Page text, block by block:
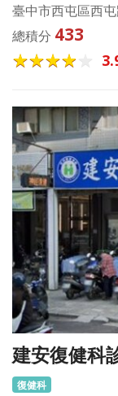
臺中市西屯區西
總積分 433
建安復健科
復健科